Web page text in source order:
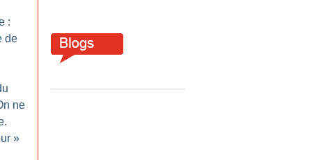
:
de
ne
»